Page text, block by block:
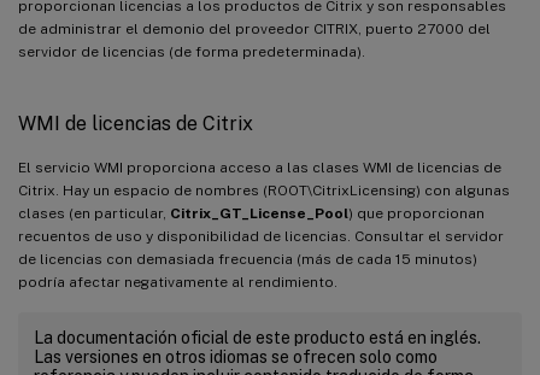
proporcionan licencias a los productos de Citrix y son responsables
de administrar el demonio del proveedor CITRIX, puerto 27000 del
servidor de licencias (de forma predeterminada).
WMI de licencias de Citrix
El servicio WMI proporciona acceso a las clases WMI de licencias de
Citrix. Hay un espacio de nombres (ROOT\CitrixLicensing) con algunas
clases (en particular, Citrix_GT_License_Pool) que proporcionan
recuentos de uso y disponibilidad de licencias. Consultar el servidor
de licencias con demasiada frecuencia (más de cada 15 minutos)
podría afectar negativamente al rendimiento.
La documentación oficial de este producto está en inglés.
Las versiones en otros idiomas se ofrecen solo como